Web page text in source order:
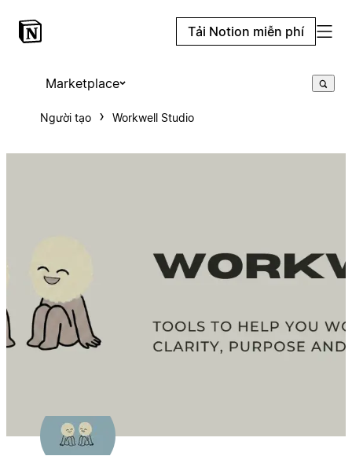
Tải Notion miễn phí
Marketplace
Người tạo Workwell Studio